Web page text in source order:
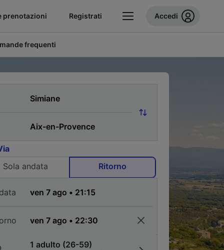
prenotazioni Registrati Accedi
frequenti
Sola andata
Ritorno
1 adulto (26-59)